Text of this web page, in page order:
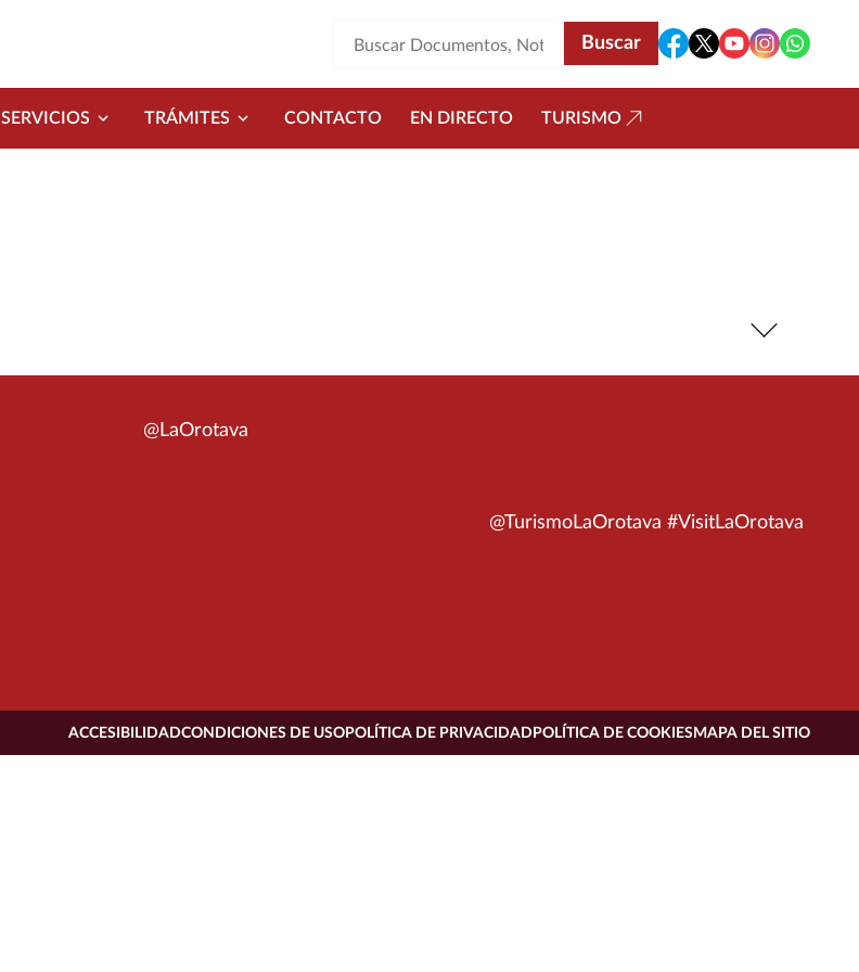
SERVICIOS TRÁMITES CONTACTO EN DIRECTO TURISMO
@LaOrotava
@TurismoLaOrotava #VisitLaOrotava
ACCESIBILIDADCONDICIONES DE USOPOLÍTICA DE PRIVACIDAD POLÍTICA DE COOKIESMAPA DEL SITIO